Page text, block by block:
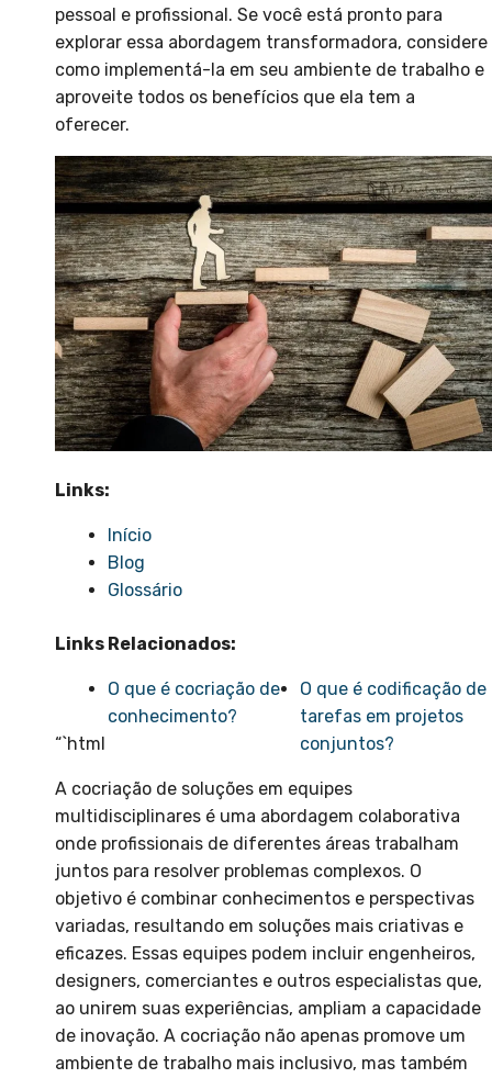
pessoal e profissional. Se você está pronto para
explorar essa abordagem transformadora, considere
como implementá-la em seu ambiente de trabalho e
aproveite todos os benefícios que ela tem a
oferecer.
Links:
Início
Blog
Glossário
Links Relacionados:
O que é cocriação de
conhecimento?
O que é codificação de
tarefas em projetos
conjuntos?
“`html
A cocriação de soluções em equipes
multidisciplinares é uma abordagem colaborativa
onde profissionais de diferentes áreas trabalham
juntos para resolver problemas complexos. O
objetivo é combinar conhecimentos e perspectivas
variadas, resultando em soluções mais criativas e
eficazes. Essas equipes podem incluir engenheiros,
designers, comerciantes e outros especialistas que,
ao unirem suas experiências, ampliam a capacidade
de inovação. A cocriação não apenas promove um
ambiente de trabalho mais inclusivo, mas também